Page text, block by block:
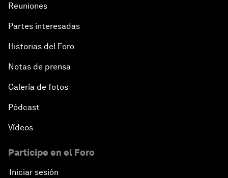
Reuniones
Partes interesadas
Historias del Foro
Notas de prensa
Galería de fotos
Pódcast
Vídeos
Participe en el Foro
Iniciar sesión